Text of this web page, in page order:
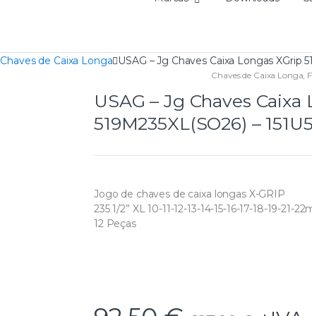
Chaves de Caixa Longa USAG – Jg Chaves Caixa Longas XGrip
Chaves de Caixa Longa
USAG – Jg Chaves Caixa
519M235XL(SO26) –
Jogo de chaves de caixa longas X-GRIP
235 1/2” XL 10-11-12-13-14-15-16-17-18-19-21-
12 Peças